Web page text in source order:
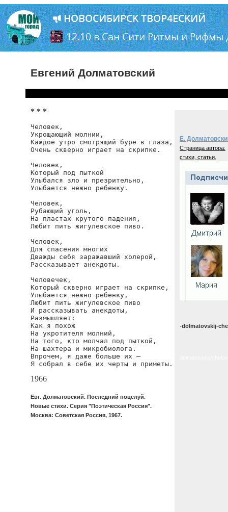
Евгений Долматовский
* * *
Человек,
Укрощающий молнии,
Каждое утро смотрящий буре в глаза,
Очень скверно играет на скрипке.
Человек,
Который под пыткой
Улыбался зло и презрительно,
Улыбается нежно ребенку.
Человек,
Рубающий уголь,
На пластах крутого падения,
Любит пить жигулевское пиво.
Человек,
Для спасения многих
Дважды себя заражавший холерой,
Рассказывает анекдоты.
Человечек,
Который скверно играет на скрипке,
Улыбается нежно ребенку,
Любит пить жигулевское пиво
И рассказывать анекдоты,
Размышляет:
Как я похож
На укротителя молний,
На того, кто молчал под пыткой,
На шахтера и микробиолога.
Впрочем, я даже больше их —
Я собрал в себе их черты и приметы.
1966
Евг. Долматовский. Последний поцелуй.
Новые стихи. Серия "Поэтическая Россия".
Москва: Советская Россия, 1967.
Е.
Страница автора:
стихи, статьи.
-dolmatovskij-